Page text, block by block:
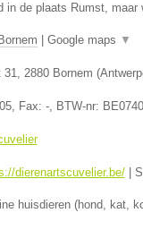
in de plaats Rumst, maar
Bornem Google maps ▼
31, 2880 Bornem (
, Fax: -, BTW-nr:
dierenartscuvelier.be/|
huisdieren (hond, kat,